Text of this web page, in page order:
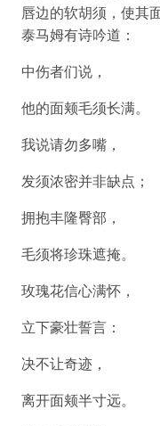
唇边的软胡须，使其
泰马姆有诗吟道：
中伤者们说，
他的面颊毛须长满。
我说请勿多嘴，
发须浓密并非缺点；
拥抱丰隆臀部，
毛须将珍珠遮掩。
玫瑰花信心满怀，
立下豪壮誓言：
决不让奇迹，
离开面颊半寸远。